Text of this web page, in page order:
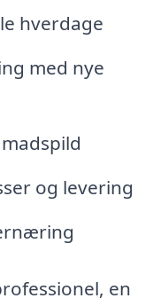
hverdage
med nye
og levering
en